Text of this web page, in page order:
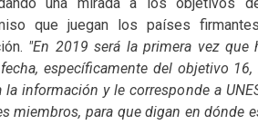
que juegan los países
"En 2019 será la primera vez
específicamente del objetivo
la información y le corresponde a
miembros, para que digan en dónde